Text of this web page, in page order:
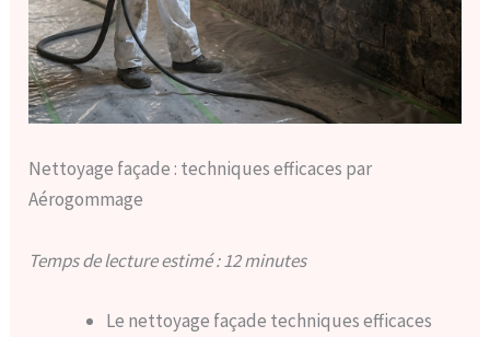
Nettoyage façade : techniques efficaces par
Aérogommage
Temps de lecture estimé : 12 minutes
Le nettoyage façade techniques efficaces